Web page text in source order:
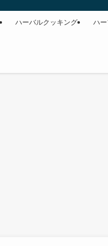
ハーバルクッキング ハ